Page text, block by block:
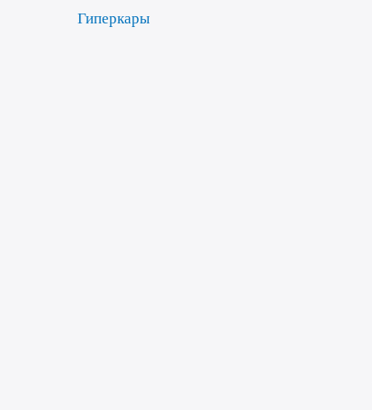
Гиперкары